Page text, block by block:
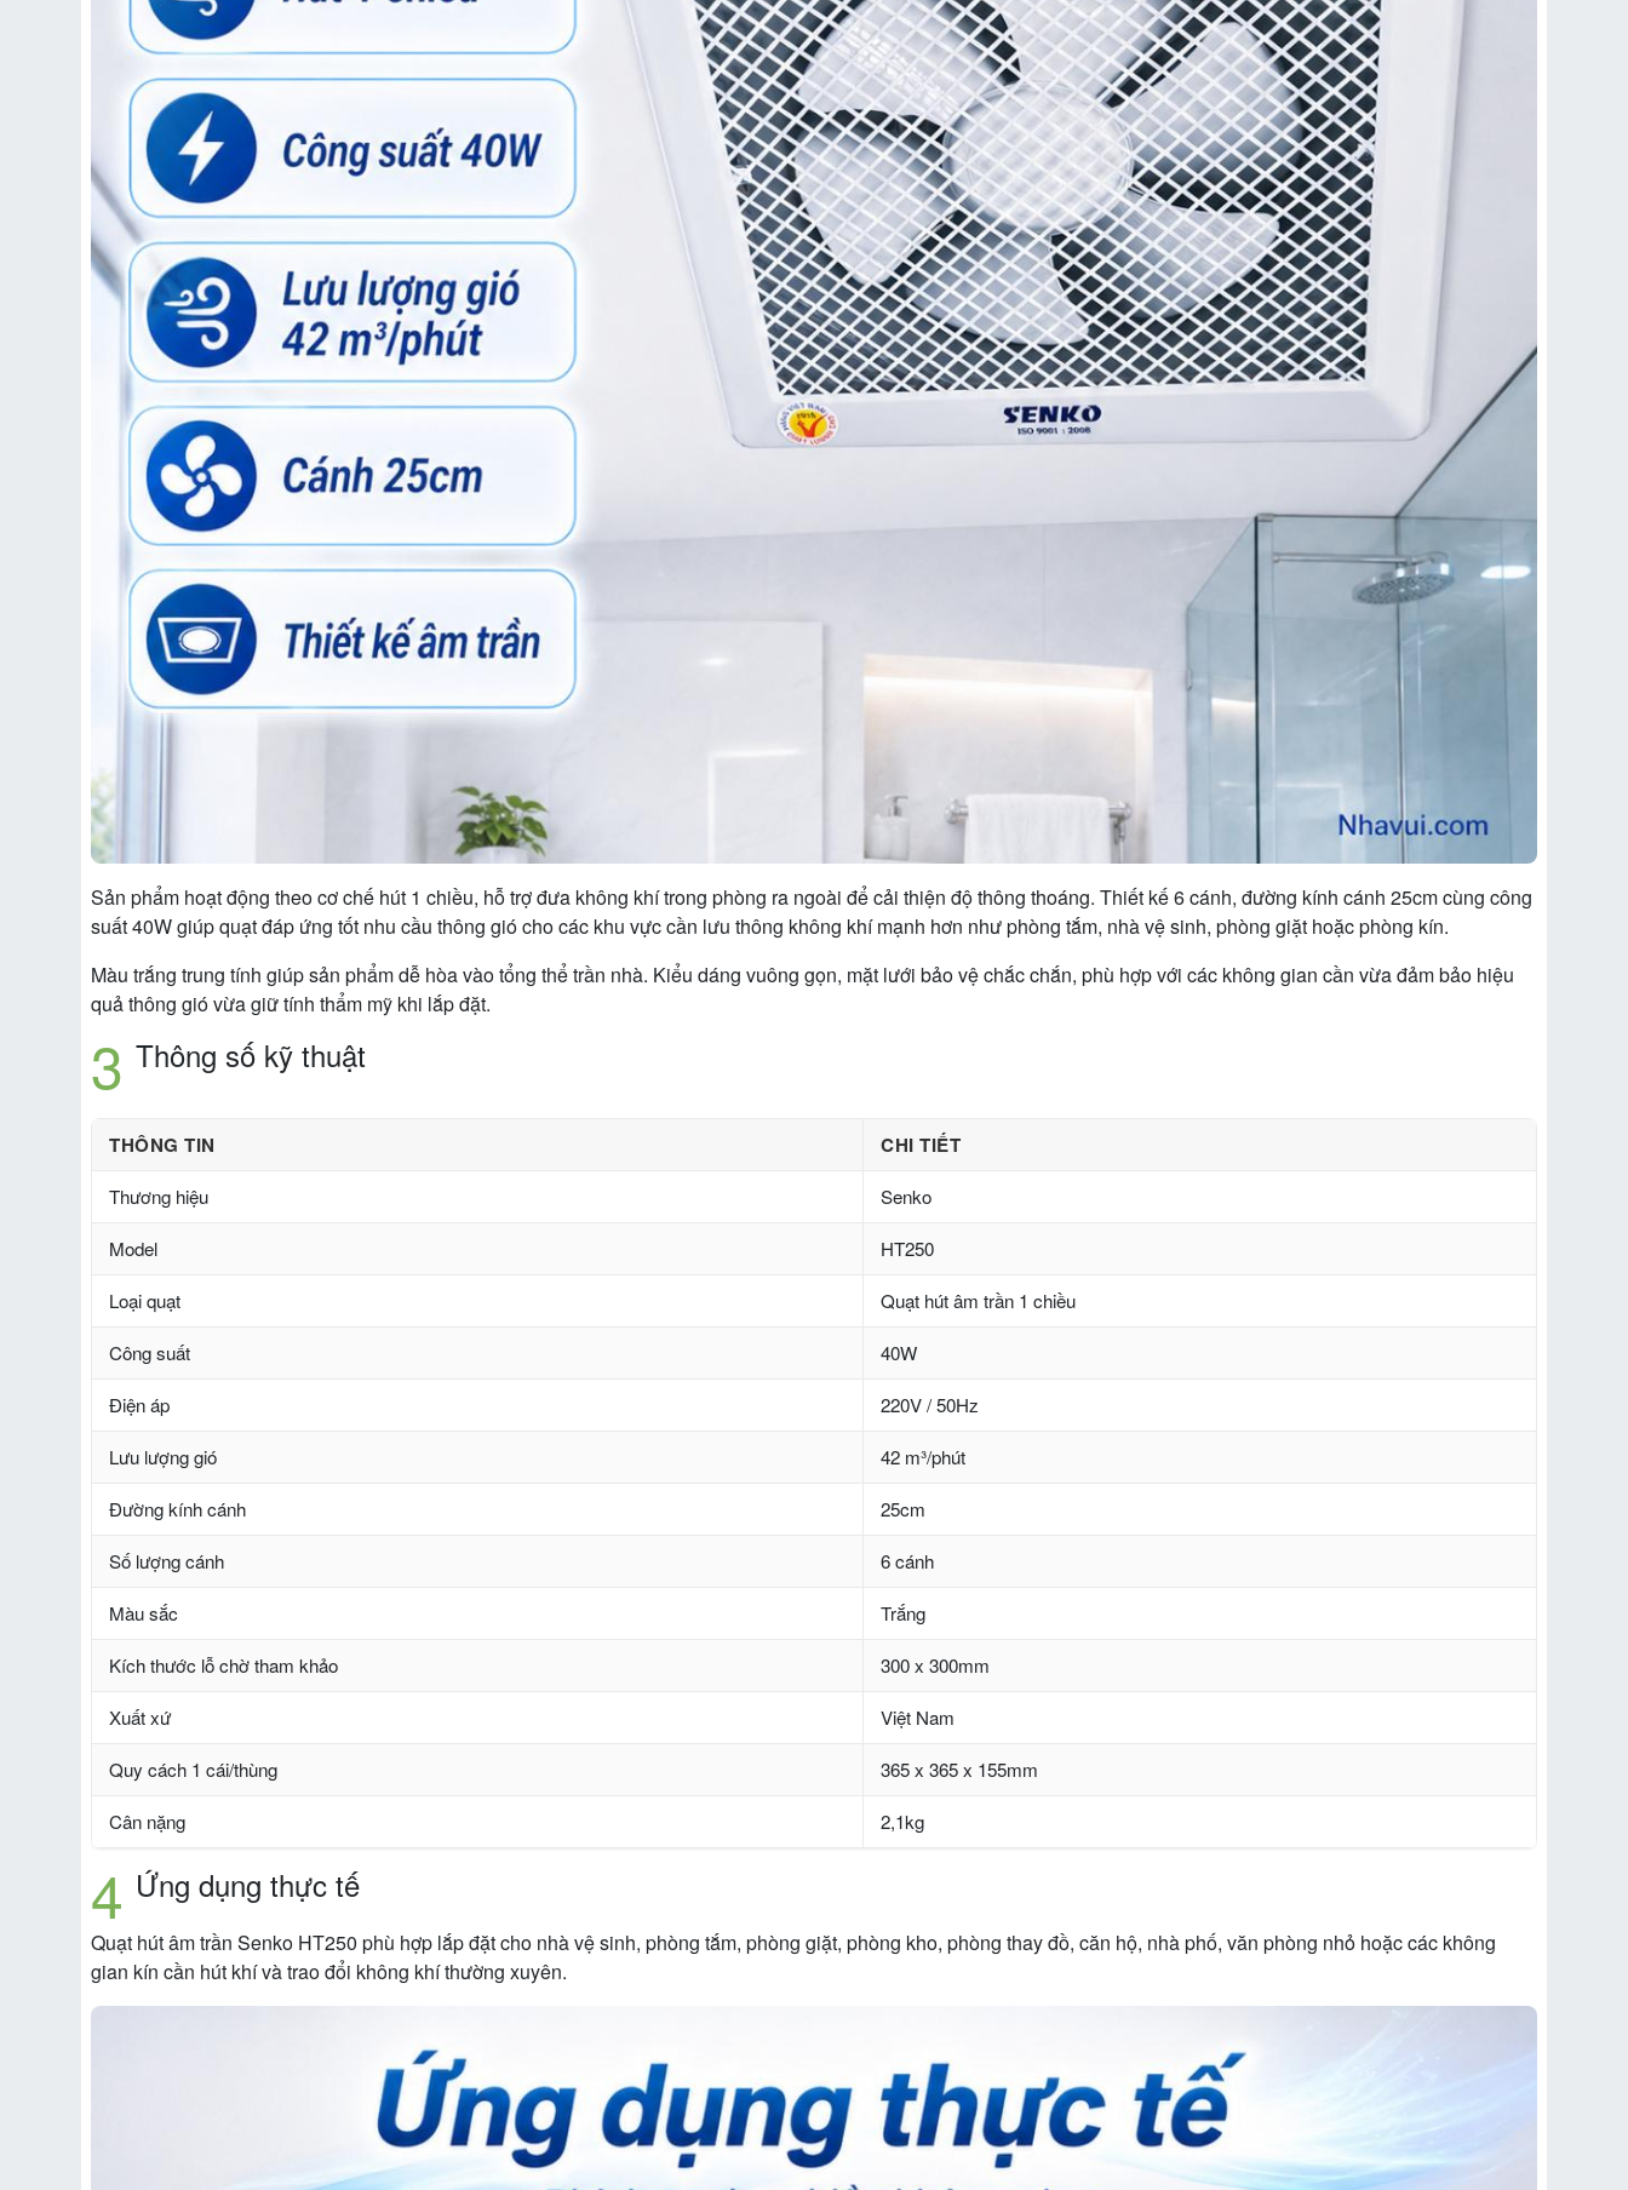
Sản phẩm hoạt động theo cơ chế hút 1 chiều, hỗ trợ đưa không khí trong phòng ra ngoài để cải thiện độ thông thoáng. Thiết kế 6 cánh, đường kính cánh 25cm cùng công
suất 40W giúp quạt đáp ứng tốt nhu cầu thông gió cho các khu vực cần lưu thông không khí mạnh hơn như phòng tắm, nhà vệ sinh, phòng giặt hoặc phòng kín.
Màu trắng trung tính giúp sản phẩm dễ hòa vào tổng thể trần nhà. Kiểu dáng vuông gọn, mặt lưới bảo vệ chắc chắn, phù hợp với các không gian cần vừa đảm bảo hiệu
quả thông gió vừa giữ tính thẩm mỹ khi lắp đặt.
Thông số kỹ thuật
THÔNG TIN CHI TIẾT
Thương hiệu Senko
Model HT250
Loại quạt Quạt hút âm trần 1 chiều
Công suất 40W
Điện áp 220V / 50Hz
Lưu lượng gió 42 m³/phút
Đường kính cánh 25cm
Số lượng cánh 6 cánh
Màu sắc Trắng
Kích thước lỗ chờ tham khảo 300 x 300mm
Xuất xứ Việt Nam
Quy cách 1 cái/thùng 365 x 365 x 155mm
Cân nặng 2,1kg
Ứng dụng thực tế
Quạt hút âm trần Senko HT250 phù hợp lắp đặt cho nhà vệ sinh, phòng tắm, phòng giặt, phòng kho, phòng thay đồ, căn hộ, nhà phố, văn phòng nhỏ hoặc các không
gian kín cần hút khí và trao đổi không khí thường xuyên.